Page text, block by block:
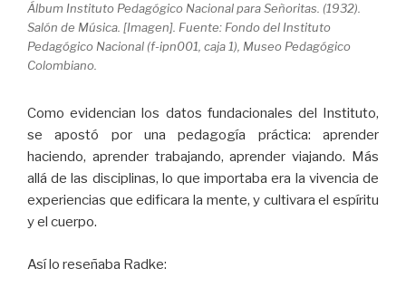
Álbum Instituto Pedagógico Nacional para Señoritas. (1932).
Salón de Música. [Imagen]. Fuente: Fondo del Instituto
Pedagógico Nacional (f-ipn001, caja 1), Museo Pedagógico
Colombiano.
Como evidencian los datos fundacionales del Instituto,
se apostó por una pedagogía práctica: aprender
haciendo, aprender trabajando, aprender viajando. Más
allá de las disciplinas, lo que importaba era la vivencia de
experiencias que edificara la mente, y cultivara el espíritu
y el cuerpo.
Así lo reseñaba Radke: